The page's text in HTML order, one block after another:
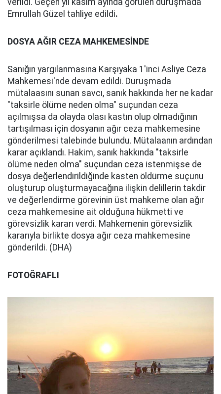
verildi. Geçen yıl kasım ayında görülen duruşmada
Emrullah Güzel tahliye edildi.
DOSYA AĞIR CEZA MAHKEMESİNDE
Sanığın yargılanmasına Karşıyaka 1'inci Asliye Ceza
Mahkemesi'nde devam edildi. Duruşmada
mütalaasını sunan savcı, sanık hakkında her ne kadar
"taksirle ölüme neden olma" suçundan ceza
açılmışsa da olayda olası kastın olup olmadığının
tartışılması için dosyanın ağır ceza mahkemesine
gönderilmesi talebinde bulundu. Mütalaanın ardından
karar açıklandı. Hakim, sanık hakkında "taksirle
ölüme neden olma" suçundan ceza istenmişse de
dosya değerlendirildiğinde kasten öldürme suçunu
oluşturup oluşturmayacağına ilişkin delillerin takdir
ve değerlendirme görevinin üst mahkeme olan ağır
ceza mahkemesine ait olduğuna hükmetti ve
görevsizlik kararı verdi. Mahkemenin görevsizlik
kararıyla birlikte dosya ağır ceza mahkemesine
gönderildi. (DHA)
FOTOĞRAFLI